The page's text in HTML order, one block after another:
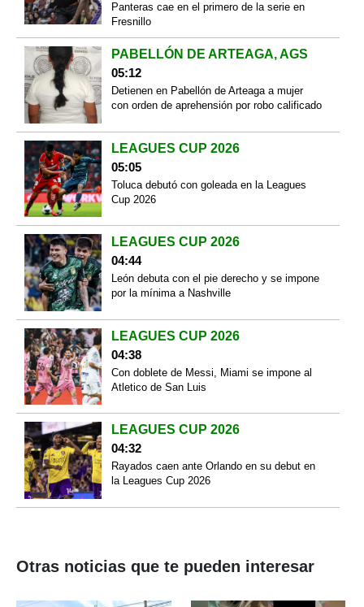
Panteras cae en el primero de la serie en
Fresnillo
PABELLÓN DE ARTEAGA, AGS
05:12
Detienen en Pabellón de Arteaga a mujer
con orden de aprehensión por robo calificado
LEAGUES CUP 2026
05:05
Toluca debutó con goleada en la Leagues
Cup 2026
LEAGUES CUP 2026
04:44
León debuta con el pie derecho y se impone
por la mínima a Nashville
LEAGUES CUP 2026
04:38
Con doblete de Messi, Miami se impone al
Atletico de San Luis
LEAGUES CUP 2026
04:32
Rayados caen ante Orlando en su debut en
la Leagues Cup 2026
Otras noticias que te pueden interesar